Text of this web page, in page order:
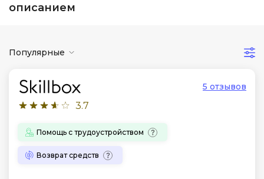
описанием
Популярные
3.7
5 отзывов
Помощь с трудоустройством
Возврат средств